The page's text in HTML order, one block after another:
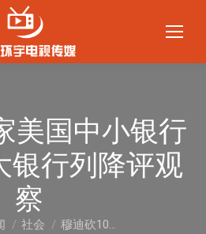
美国中小银行
银行列降评观
察
社会 穆迪砍10…